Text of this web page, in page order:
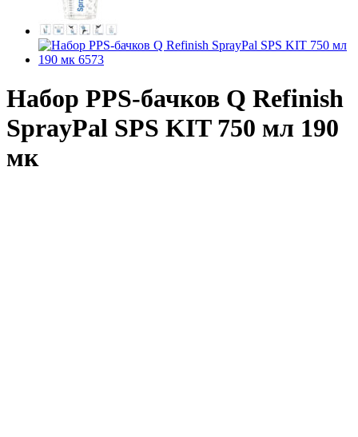
Набор PPS-бачков Q Refinish
SprayPal SPS KIT 750 мл 190
мк